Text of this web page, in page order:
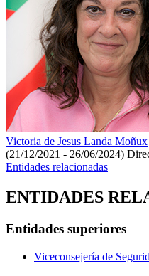
Victoria de Jesus Landa Moñux
(21/12/2021 - 26/06/2024)
Entidades relacionadas
ENTIDADES
Entidades superiores
Viceconsejería de